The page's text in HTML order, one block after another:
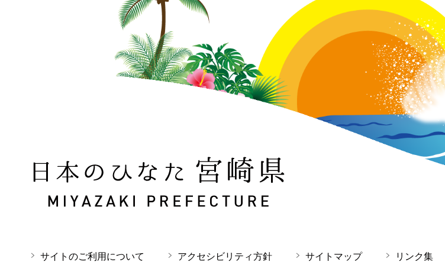
日本のひなた 宮崎県 MIYAZAKI PREFECTURE
サイトのご利用について アクセシビリティ方針 サイトマップ リンク集